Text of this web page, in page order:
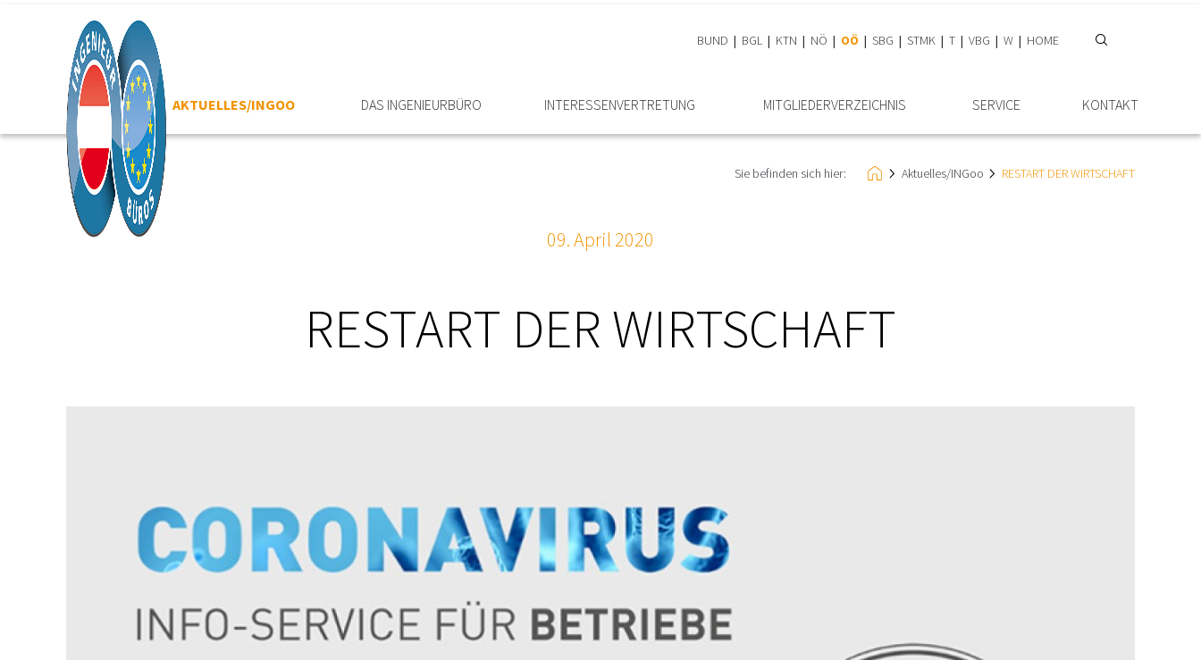
BUND BGL KTN NÖ OÖ SBG STMK T VBG W HOME
HOME AKTUELLES/INGOO DAS INGENIEURBÜRO INTERESSEN­VERTRETUNG MITGLIEDER­VERZEICHNIS SERVICE KONTAKT
Sie befinden sich hier: Aktuelles/INGoo RESTART DER WIRTSCHAFT
09. April 2020
RESTART DER WIRTSCHAFT